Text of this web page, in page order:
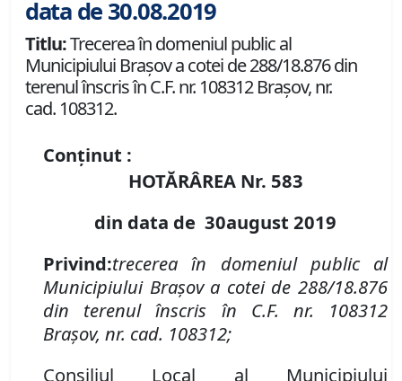
data de 30.08.2019
Titlu:Trecerea în domeniul public al
Municipiului Braşov a cotei de 288/18.876 din
terenul înscris în C.F. nr. 108312 Brașov, nr.
cad. 108312.
Conținut :
HOTĂRÂREA Nr. 583
din data de 30august2019
Privind:trecerea în domeniul public al
Municipiului Braşov a cotei de 288/18.876
din terenul înscris în C.F. nr. 108312
Brașov, nr. cad. 108312;
Consiliul Local al Municipiului